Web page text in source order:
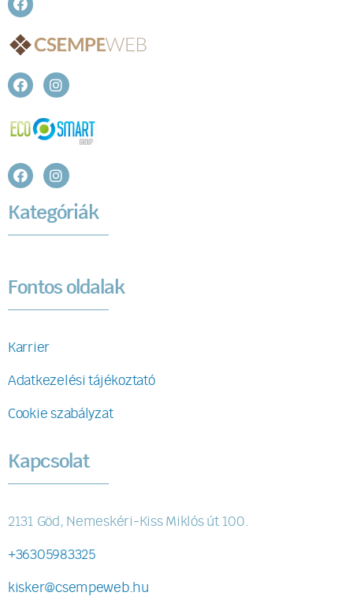
Kategóriák
Fontos oldalak
Karrier
Adatkezelési tájékoztató
Cookie szabályzat
Kapcsolat
2131 Göd, Nemeskéri-Kiss Miklós út 100.
+36305983325
kisker@csempeweb.hu